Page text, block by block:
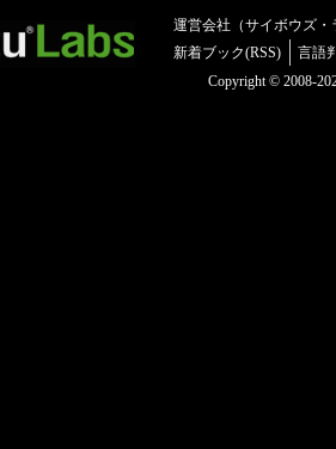
運営会社（サイボウズ・
新着ブック(RSS)
言語
Copyright © 2008-